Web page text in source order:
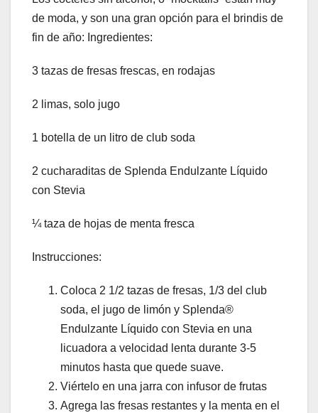
de moda, y son una gran opción para el brindis de
fin de año: Ingredientes:
3 tazas de fresas frescas, en rodajas
2 limas, solo jugo
1 botella de un litro de club soda
2 cucharaditas de Splenda Endulzante Líquido
con Stevia
¼ taza de hojas de menta fresca
Instrucciones:
Coloca 2 1/2 tazas de fresas, 1/3 del club
soda, el jugo de limón y Splenda®
Endulzante Líquido con Stevia en una
licuadora a velocidad lenta durante 3-5
minutos hasta que quede suave.
Viértelo en una jarra con infusor de frutas
Agrega las fresas restantes y la menta en el